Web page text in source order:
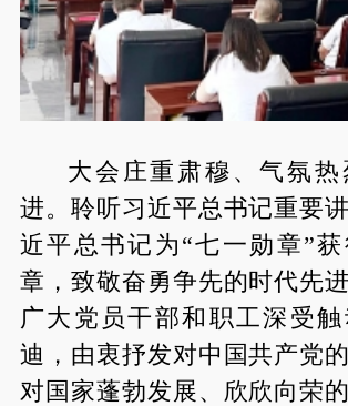
大会庄重肃穆、气氛热
进。聆听习近平总书记重要
近平总书记为“七一勋章”
章，致敬奋勇争先的时代先
广大党员干部和职工深受
迪，由衷抒发对中国共产党
对国家蓬勃发展、欣欣向荣